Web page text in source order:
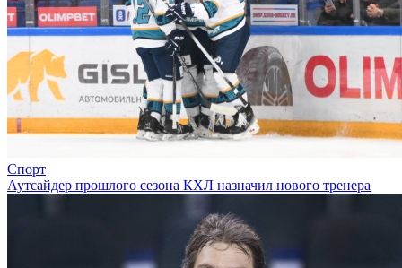
Спорт
Аутсайдер прошлого сезона КХЛ назначил нового тренера